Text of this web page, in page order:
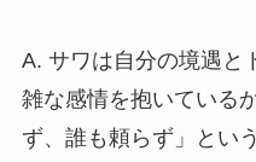
A. サワは自分の境遇と
雑な感情を抱いている
ず、誰も頼らず」とい